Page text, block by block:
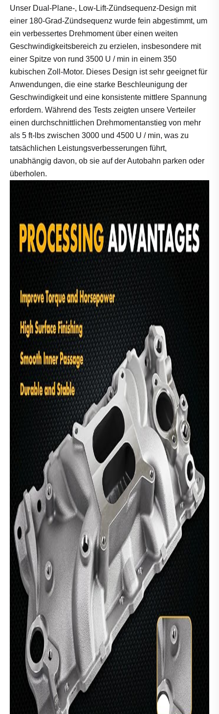
Unser Dual-Plane-, Low-Lift-Zündsequenz-Design mit
einer 180-Grad-Zündsequenz wurde fein abgestimmt, um
ein verbessertes Drehmoment über einen weiten
Geschwindigkeitsbereich zu erzielen, insbesondere mit
einer Spitze von rund 3500 U / min in einem 350
kubischen Zoll-Motor. Dieses Design ist sehr geeignet für
Anwendungen, die eine starke Beschleunigung der
Geschwindigkeit und eine konsistente mittlere Spannung
erfordern. Während des Tests zeigten unsere Verteiler
einen durchschnittlichen Drehmomentanstieg von mehr
als 5 ft-lbs zwischen 3000 und 4500 U / min, was zu
tatsächlichen Leistungsverbesserungen führt,
unabhängig davon, ob sie auf der Autobahn parken oder
überholen.